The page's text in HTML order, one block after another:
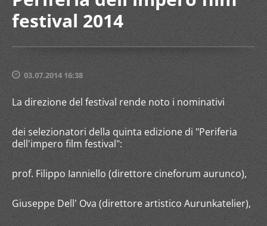
festival 2014
03.07.2014 16:38
La direzione del festival rende noto i nominativi
dei selezionatori della quinta edizione di "Periferia
dell'impero film festival":
prof. Filippo Ianniello (direttore cineforum aurunco),
Giuseppe Dell' Ova (direttore artistico Aurunkatelier),